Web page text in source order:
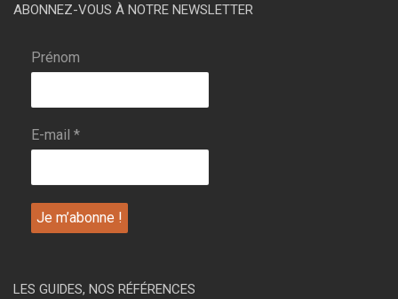
ABONNEZ-VOUS À NOTRE NEWSLETTER
Prénom
E-mail *
LES GUIDES, NOS RÉFÉRENCES